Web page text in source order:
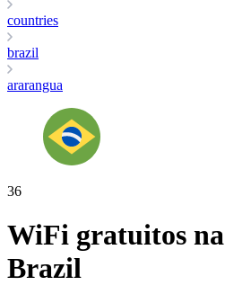
countries
brazil
ararangua
36
WiFi gratuitos na
Brazil